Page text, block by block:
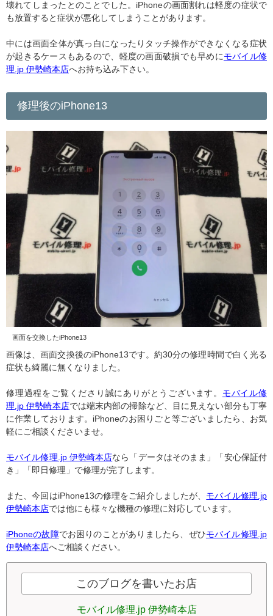
壊れてしまったとのことでした。iPhoneの画面割れは軽度の症状で
も放置すると症状が悪化してしまうことがあります。
中には画面全体が真っ白になったりタッチ操作ができなくなる症状
が起きるケースもあるので、軽度の画面破損でも早めに モバイル修
理.jp 伊勢崎本店へお持ち込み下さい。
修理後のiPhone13
画面を交換したiPhone13
画像は、画面交換後のiPhone13です。約30分の修理時間で白く光る
症状も綺麗に無くなりました。
修理過程をご覧くださり誠にありがとうございます。 モバイル修
理.jp 伊勢崎本店では端末内部の掃除など、目に見えない部分も丁寧
に作業しております。iPhoneのお困りごと等ございましたら、お気
軽にご相談くださいませ。
モバイル修理.jp 伊勢崎本店なら「データはそのまま」「安心保証付
き」「即日修理」で修理が完了します。
また、今回はiPhone13の修理をご紹介しましたが、 モバイル修理.jp
伊勢崎本店では他にも様々な機種の修理に対応しています。
iPhoneの故障でお困りのことがありましたら、ぜひモバイル修理.jp
伊勢崎本店へご相談ください。
このブログを書いたお店
モバイル修理.jp 伊勢崎本店